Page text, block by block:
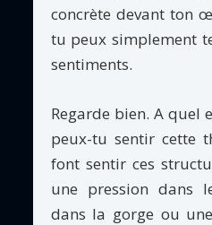
concrète devant ton
tu peux simplement
sentiments.
Regarde bien. A quel
peux-tu sentir cette
font sentir ces
une pression dans
dans la gorge ou